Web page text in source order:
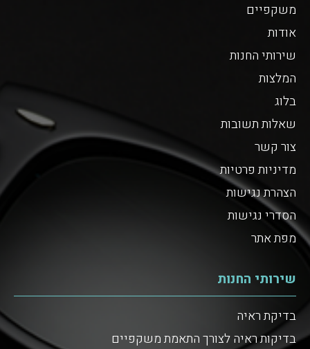
משקפיים
אודות
שירותי החנות
המלצות
בלוג
שאלות תשובות
צור קשר
מדיניות פרטיות
הצהרת נגישות
הסדרי נגישות
מפת אתר
שירותי החנות
בדיקת ראיה
בדיקות ראיה לצורך התאמת משקפיים